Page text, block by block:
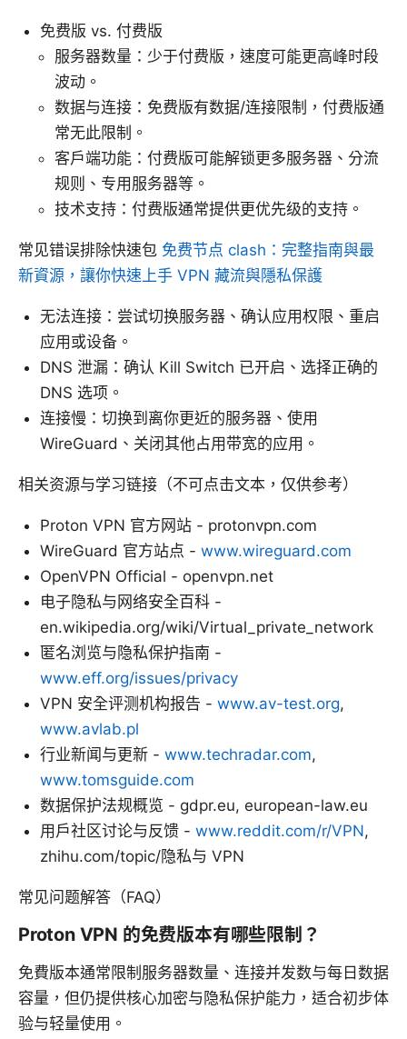
免费版 vs. 付费版
服务器数量：少于付费版，速度可能更高峰时段
波动。
数据与连接：免费版有数据/连接限制，付费版通
常无此限制。
客户端功能：付费版可能解锁更多服务器、分流
规则、专用服务器等。
技术支持：付费版通常提供更优先级的支持。
常见错误排除快速包 免费节点 clash：完整指南與最
新資源，讓你快速上手 VPN 藏流與隱私保護
无法连接：尝试切换服务器、确认应用权限、重启
应用或设备。
DNS 泄漏：确认 Kill Switch 已开启、选择正确的
DNS 选项。
连接慢：切换到离你更近的服务器、使用
WireGuard、关闭其他占用带宽的应用。
相关资源与学习链接（不可点击文本，仅供参考）
Proton VPN 官方网站 - protonvpn.com
WireGuard 官方站点 - www.wireguard.com
OpenVPN Official - openvpn.net
电子隐私与网络安全百科 -
en.wikipedia.org/wiki/Virtual_private_network
匿名浏览与隐私保护指南 -
www.eff.org/issues/privacy
VPN 安全评测机构报告 - www.av-test.org,
www.avlab.pl
行业新闻与更新 - www.techradar.com,
www.tomsguide.com
数据保护法规概览 - gdpr.eu, european-law.eu
用户社区讨论与反馈 - www.reddit.com/r/VPN,
zhihu.com/topic/隐私与 VPN
常见问题解答（FAQ）
Proton VPN 的免费版本有哪些限制？
免費版本通常限制服务器数量、连接并发数与每日数据
容量，但仍提供核心加密与隐私保护能力，适合初步体
验与轻量使用。